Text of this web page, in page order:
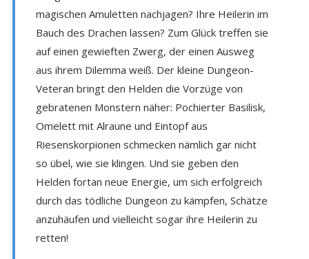
magischen Amuletten nachjagen? Ihre Heilerin im
Bauch des Drachen lassen? Zum Glück treffen sie
auf einen gewieften Zwerg, der einen Ausweg
aus ihrem Dilemma weiß. Der kleine Dungeon-
Veteran bringt den Helden die Vorzüge von
gebratenen Monstern näher: Pochierter Basilisk,
Omelett mit Alraune und Eintopf aus
Riesenskorpionen schmecken nämlich gar nicht
so übel, wie sie klingen. Und sie geben den
Helden fortan neue Energie, um sich erfolgreich
durch das tödliche Dungeon zu kämpfen, Schätze
anzuhäufen und vielleicht sogar ihre Heilerin zu
retten!